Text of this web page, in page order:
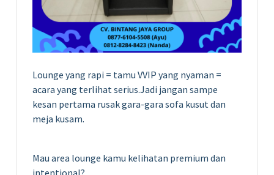
Lounge yang rapi = tamu VVIP yang nyaman =
acara yang terlihat serius.Jadi jangan sampe
kesan pertama rusak gara-gara sofa kusut dan
meja kusam.
Mau area lounge kamu kelihatan premium dan
intentional?